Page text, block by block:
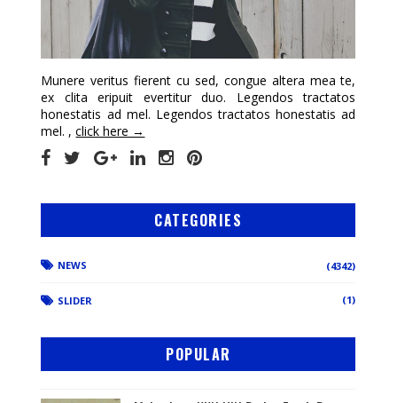
Munere veritus fierent cu sed, congue altera mea te,
ex clita eripuit evertitur duo. Legendos tractatos
honestatis ad mel. Legendos tractatos honestatis ad
mel. ,click here →
CATEGORIES
NEWS (4342)
SLIDER (1)
POPULAR